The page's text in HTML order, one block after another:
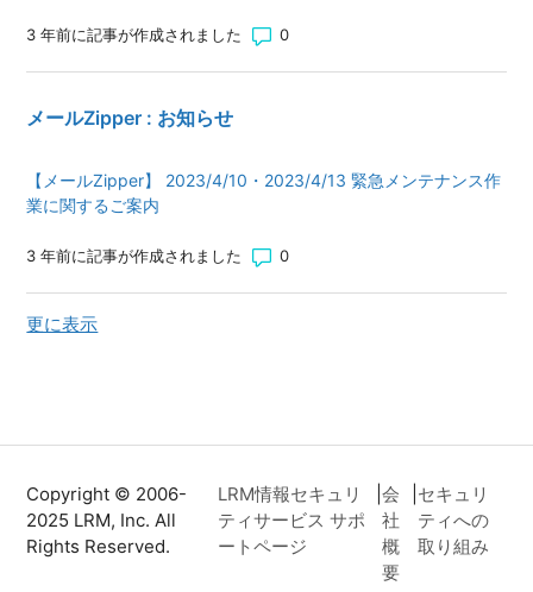
3 年前に記事が作成されました コメント数: 0
メールZipper : お知らせ
【メールZipper】 2023/4/10・2023/4/13 緊急メンテナンス作
業に関するご案内
3 年前に記事が作成されました コメント数: 0
最近のアクティビティのアイテム
更に表示
Copyright © 2006-
2025 LRM, Inc. All
Rights Reserved.
LRM情報セキュリ
ティサービス サポ
ートページ
会
社
概
要
セキュリ
ティへの
取り組み